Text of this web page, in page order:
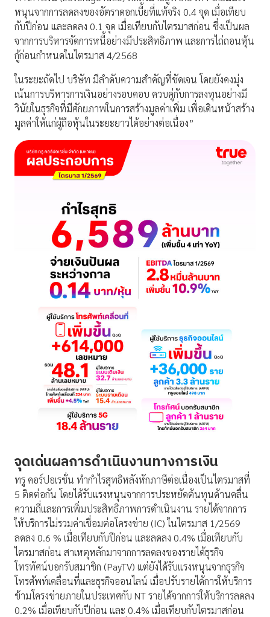
หนุนจากการลดลงของอัตราดอกเบี้ยที่แท้จริง 0.4 จุด เมื่อเทียบ
กับปีก่อน และลดลง 0.1 จุด เมื่อเทียบกับไตรมาสก่อน ซึ่งเป็นผล
จากการบริหารจัดการหนี้อย่างมีประสิทธิภาพ และการไถ่ถอนหุ้น
กู้ก่อนกำหนดในไตรมาส 4/2568
ในระยะถัดไป บริษัท มีลำดับความสำคัญที่ชัดเจน โดยยังคงมุ่ง
เน้นการบริหารการเงินอย่างรอบคอบ ควบคู่กับการลงทุนอย่างมี
วินัยในธุรกิจที่มีศักยภาพในการสร้างมูลค่าเพิ่ม เพื่อเดินหน้าสร้าง
มูลค่าให้แก่ผู้ถือหุ้นในระยะยาวได้อย่างต่อเนื่อง”
จุดเด่นผลการดำเนินงานทางการเงิน
ทรู คอร์ปอเรชั่น ทำกำไรสุทธิหลังหักภาษีต่อเนื่องเป็นไตรมาสที่
5 ติดต่อกัน โดยได้รับแรงหนุนจากการประหยัดต้นทุนด้านคลื่น
ความถี่และการเพิ่มประสิทธิภาพการดำเนินงาน รายได้จากการ
ให้บริการไม่รวมค่าเชื่อมต่อโครงข่าย (IC) ในไตรมาส 1/2569
ลดลง 0.6 % เมื่อเทียบกับปีก่อน และลดลง 0.4% เมื่อเทียบกับ
ไตรมาสก่อน สาเหตุหลักมาจากการลดลงของรายได้ธุรกิจ
โทรทัศน์บอกรับสมาชิก (PayTV) แต่ยังได้รับแรงหนุนจากธุรกิจ
โทรศัพท์เคลื่อนที่และธุรกิจออนไลน์ เมื่อปรับรายได้การให้บริการ
ข้ามโครงข่ายภายในประเทศกับ NT รายได้จากการให้บริการลดลง
0.2% เมื่อเทียบกับปีก่อน และ 0.4% เมื่อเทียบกับไตรมาสก่อน